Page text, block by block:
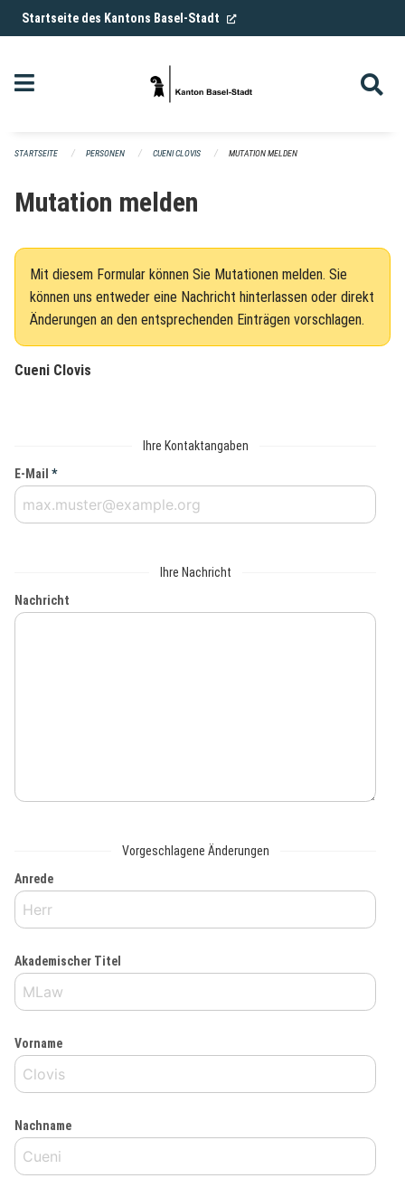
Navigation überspringen
Startseite des Kantons Basel-Stadt (External Link)
STARTSEITE PERSONEN CUENI CLOVIS MUTATION MELDEN
Mutation melden
Mit diesem Formular können Sie Mutationen melden. Sie
können uns entweder eine Nachricht hinterlassen oder direkt
Änderungen an den entsprechenden Einträgen vorschlagen.
Cueni Clovis
Ihre Kontaktangaben
E-Mail *
Ihre Nachricht
Nachricht
Vorgeschlagene Änderungen
Anrede
Akademischer Titel
Vorname
Nachname